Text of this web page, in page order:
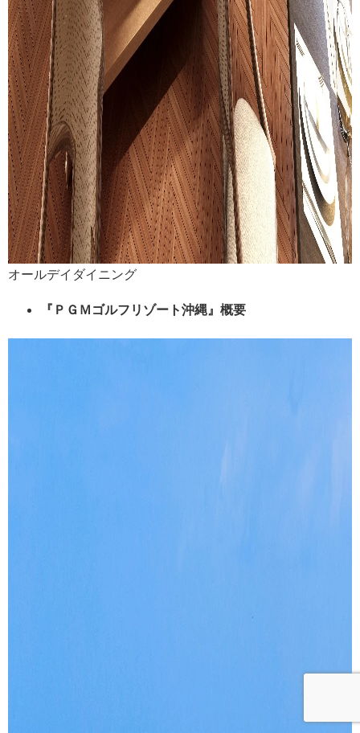
オールデイダイニング
『ＰＧＭゴルフリゾート沖縄』概要